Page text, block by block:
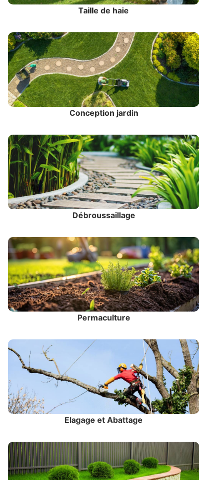
Taille de haie
Conception jardin
Débroussaillage
Permaculture
Elagage et Abattage